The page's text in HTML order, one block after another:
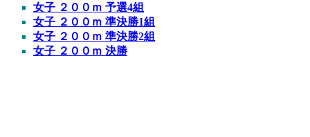
女子 ２００ｍ 予選4組
女子 ２００ｍ 準決勝1組
女子 ２００ｍ 準決勝2組
女子 ２００ｍ 決勝